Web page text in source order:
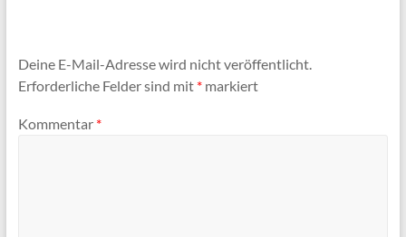
Deine E-Mail-Adresse wird nicht veröffentlicht.
Erforderliche Felder sind mit *markiert
Kommentar *